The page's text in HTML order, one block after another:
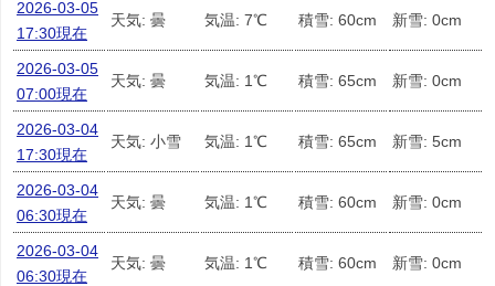
2026-03-05
17:30現在
天気: 曇 気温: 7℃ 積雪: 60cm 新雪: 0cm
2026-03-05
07:00現在
天気: 曇 気温: 1℃ 積雪: 65cm 新雪: 0cm
2026-03-04
17:30現在
天気: 小雪 気温: 1℃ 積雪: 65cm 新雪: 5cm
2026-03-04
06:30現在
天気: 曇 気温: 1℃ 積雪: 60cm 新雪: 0cm
2026-03-04
06:30現在
天気: 曇 気温: 1℃ 積雪: 60cm 新雪: 0cm